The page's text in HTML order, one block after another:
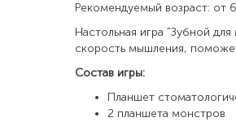
Рекомендуемый возраст: от
Настольная игра "Зубной
скорость мышления,
Состав игры:
Планшет
2 планшета монстров